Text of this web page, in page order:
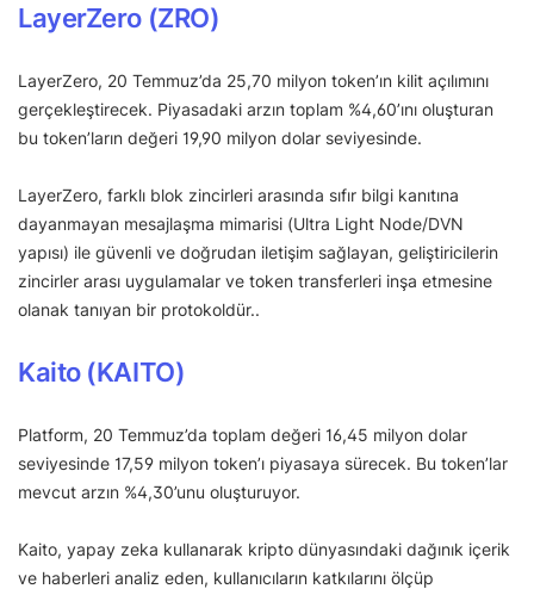
LayerZero (ZRO)
LayerZero, 20 Temmuz’da 25,70 milyon token’ın kilit açılımını
gerçekleştirecek. Piyasadaki arzın toplam %4,60’ını oluşturan
bu token’ların değeri 19,90 milyon dolar seviyesinde.
LayerZero, farklı blok zincirleri arasında sıfır bilgi kanıtına
dayanmayan mesajlaşma mimarisi (Ultra Light Node/DVN
yapısı) ile güvenli ve doğrudan iletişim sağlayan, geliştiricilerin
zincirler arası uygulamalar ve token transferleri inşa etmesine
olanak tanıyan bir protokoldür..
Kaito (KAITO)
Platform, 20 Temmuz’da toplam değeri 16,45 milyon dolar
seviyesinde 17,59 milyon token’ı piyasaya sürecek. Bu token’lar
mevcut arzın %4,30’unu oluşturuyor.
Kaito, yapay zeka kullanarak kripto dünyasındaki dağınık içerik
ve haberleri analiz eden, kullanıcıların katkılarını ölçüp